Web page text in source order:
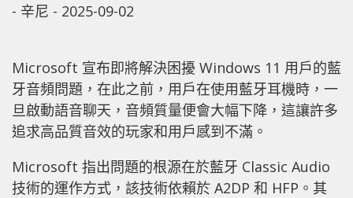
- 辛尼 - 2025-09-02
Microsoft 宣布即將解決困擾 Windows 11 用戶的藍
牙音頻問題，在此之前，用戶在使用藍牙耳機時，一
旦啟動語音聊天，音頻質量便會大幅下降，這讓許多
追求高品質音效的玩家和用戶感到不滿。
Microsoft 指出問題的根源在於藍牙 Classic Audio
技術的運作方式，該技術依賴於 A2DP 和 HFP。其